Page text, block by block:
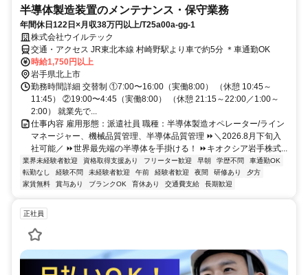
半導体製造装置のメンテナンス・保守業務
年間休日122日×月収38万円以上/T25a00a-gg-1
株式会社ウイルテック
交通・アクセス JR東北本線 村崎野駅より車で約5分 ＊車通勤OK
時給1,750円以上
岩手県北上市
勤務時間詳細 交替制 ①7:00〜16:00（実働8:00） （休憩 10:45～
11:45） ②19:00〜4:45（実働8:00） （休憩 21:15～22:00／1:00～
2:00） 就業先で...
仕事内容 雇用形態：派遣社員 職種：半導体製造オペレーター/ライン
マネージャー、機械品質管理、半導体品質管理 ⏩＼2026.8月下旬入
社可能／ ⏩世界最先端の半導体を手掛ける！ ⏩キオクシア岩手株式...
業界未経験者歓迎 資格取得支援あり フリーター歓迎 早朝 学歴不問
車通勤OK
転勤なし
経験不問 未経験者歓迎 午前 経験者歓迎 夜間 研修あり
夕方
家賃無料
賞与あり ブランクOK 育休あり 交通費支給 長期歓迎
正社員